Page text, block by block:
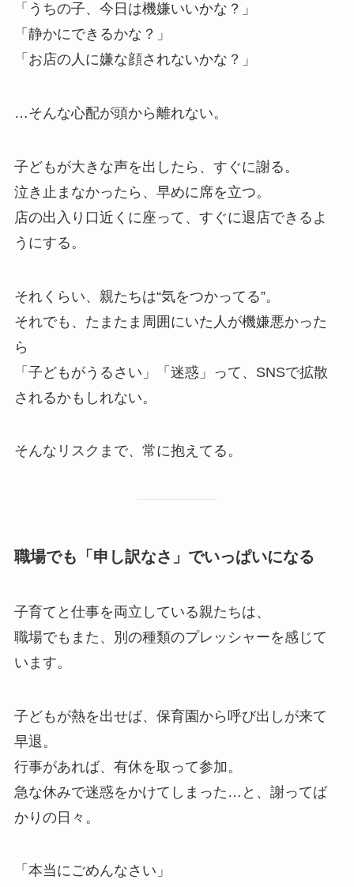
「うちの子、今日は機嫌いいかな？」
「静かにできるかな？」
「お店の人に嫌な顔されないかな？」
…そんな心配が頭から離れない。
子どもが大きな声を出したら、すぐに謝る。
泣き止まなかったら、早めに席を立つ。
店の出入り口近くに座って、すぐに退店できるよ
うにする。
それくらい、親たちは“気をつかってる”。
それでも、たまたま周囲にいた人が機嫌悪かった
ら
「子どもがうるさい」「迷惑」って、SNSで拡散
されるかもしれない。
そんなリスクまで、常に抱えてる。
職場でも「申し訳なさ」でいっぱいになる
子育てと仕事を両立している親たちは、
職場でもまた、別の種類のプレッシャーを感じて
います。
子どもが熱を出せば、保育園から呼び出しが来て
早退。
行事があれば、有休を取って参加。
急な休みで迷惑をかけてしまった…と、謝ってば
かりの日々。
「本当にごめんなさい」